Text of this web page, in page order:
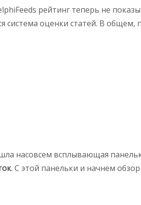
рейтинг теперь не
система оценки статей. В
насовсем всплывающая
. С этой панельки и начнем